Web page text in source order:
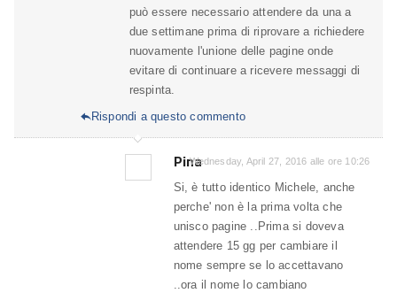
può essere necessario attendere da una a
due settimane prima di riprovare a richiedere
nuovamente l'unione delle pagine onde
evitare di continuare a ricevere messaggi di
respinta.
Rispondi a questo commento
PinaWednesday, April 27, 2016 alle ore 10:26
Si, è tutto identico Michele, anche
perche' non è la prima volta che
unisco pagine ..Prima si doveva
attendere 15 gg per cambiare il
nome sempre se lo accettavano
..ora il nome lo cambiano